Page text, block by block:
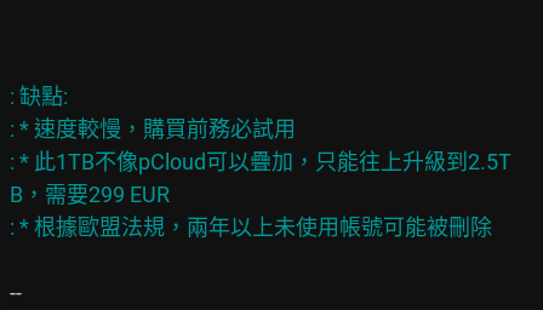
: 缺點:
: * 速度較慢，購買前務必試用
: * 此1TB不像pCloud可以疊加，只能往上升級到2.5T
B，需要299 EUR